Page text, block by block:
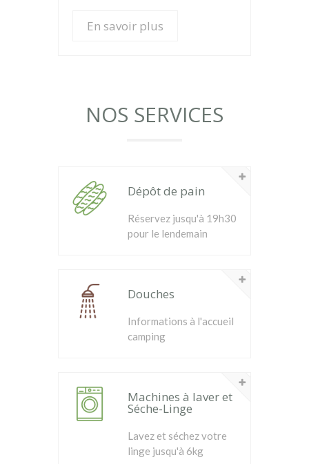
En savoir plus
NOS SERVICES
Dépôt de pain
Réservez jusqu'à 19h30
pour le lendemain
Douches
Informations à l'accueil
camping
Machines à laver et
Séche-Linge
Lavez et séchez votre
linge jusqu'à 6kg